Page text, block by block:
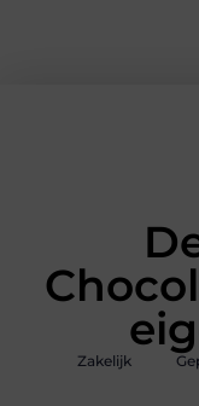
Zakelijk